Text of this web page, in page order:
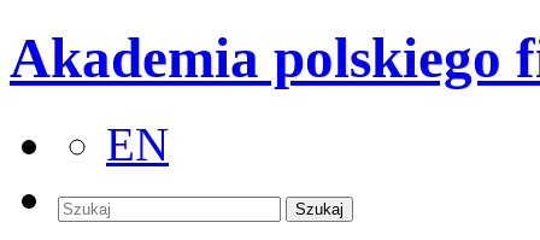
Akademia polskiego
EN